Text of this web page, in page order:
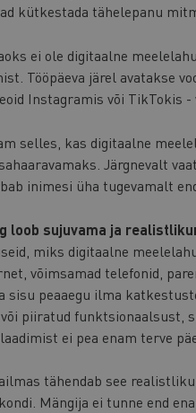
kütkestada tähelepanu
ei ole digitaalne
Tööpäeva järel avatakse
Instagramis või TikTokis
selles, kas digitaalne
Järgnevalt
inimesi üha tugevamalt
loob sujuvama ja
miks digitaalne
võimsamad telefonid,
sisu peaaegu ilma
piiratud funktsionaalsust,
ei pea enam terve
tähendab see
Mängija ei tunne end